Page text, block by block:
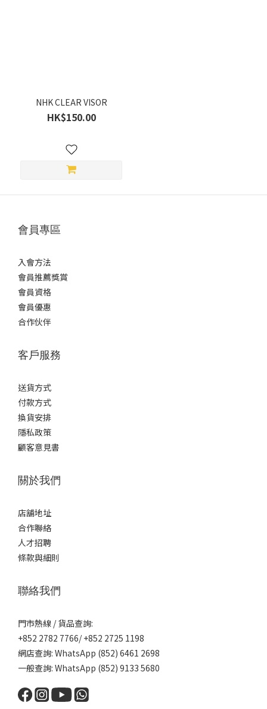
NHK CLEAR VISOR
HK$150.00
會員專區
入會方法
會員推薦獎賞
會員資格
會員優惠
合作伙伴
客戶服務
送貨方式
付款方式
換貨安排
隱私政策
顧客意見書
關於我們
店舖地址
合作聯絡
人才招聘
條款與細則
聯絡我們
門市熱線 / 貨品查詢:
+852 2782 7766/ +852 2725 1198
網店查詢: WhatsApp (852) 6461 2698
一般查詢: WhatsApp (852) 9133 5680